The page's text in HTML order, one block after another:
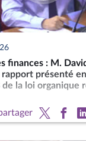
finances : M.
présenté
de la loi organique